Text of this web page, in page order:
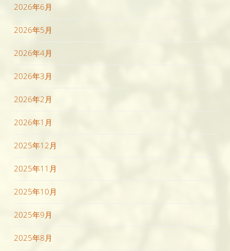
2026年6月
2026年5月
2026年4月
2026年3月
2026年2月
2026年1月
2025年12月
2025年11月
2025年10月
2025年9月
2025年8月